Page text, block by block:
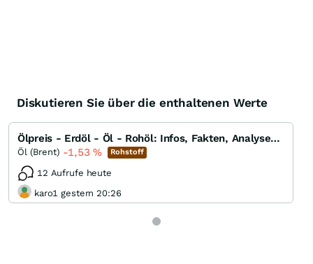
Diskutieren Sie über die enthaltenen Werte
Ölpreis - Erdöl - Öl - Rohöl: Infos, Fakten, Analysen, Charts und Ausblick
Öl (Brent) -1,53 % Rohstoff
12 Aufrufe heute
karo1 gestern 20:26